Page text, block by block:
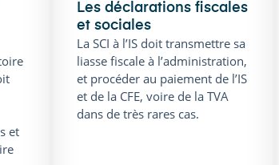
et
Les déclarations fiscales
et sociales
La SCI à l’IS doit transmettre sa
liasse fiscale à l’administration,
et procéder au paiement de l’IS
et de la CFE, voire de la TVA
dans de très rares cas.